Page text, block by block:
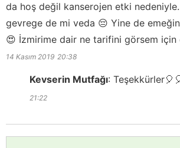
da hoş değil kanserojen etki
gevrege de mi veda 😔 Yine de
😍 İzmirime dair ne tarifini görsem için
14 Kasım 2019 20:38
Kevserin Mutfağı:
21:22